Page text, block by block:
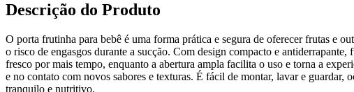
Descrição do Produto
O porta frutinha para bebê é uma forma prática e segura de oferecer frutas e
o risco de engasgos durante a sucção. Com design compacto e
fresco por mais tempo, enquanto a abertura ampla facilita o uso e torna a
e no contato com novos sabores e texturas. É fácil de montar, lavar e
tranquilo e nutritivo.